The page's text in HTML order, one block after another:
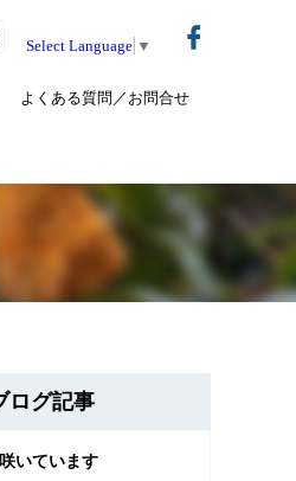
よくある質問／お問合せ
Select Language ▼
ログ記事
いています